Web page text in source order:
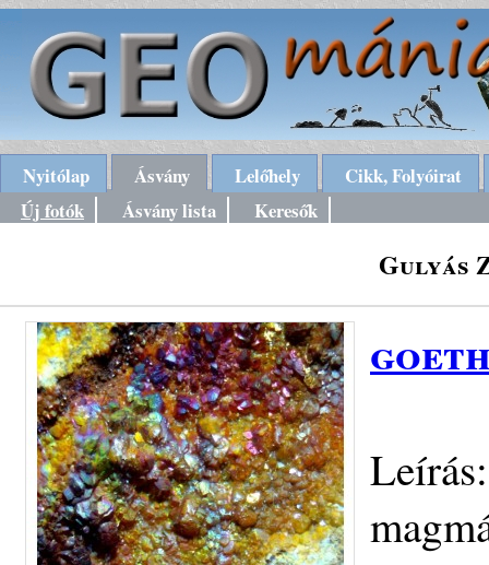
Nyitólap Ásvány Lelőhely
Cikk, Folyóirat
Új fotók
Ásvány lista Keresők
Gulyás